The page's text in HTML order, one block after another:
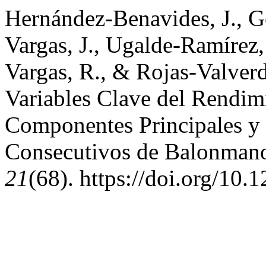
Hernández-Benavides, J.,
Vargas, J., Ugalde-
Vargas, R., & Rojas-
Variables Clave del
Componentes Principales
Consecutivos de
21(68). https://doi.org/